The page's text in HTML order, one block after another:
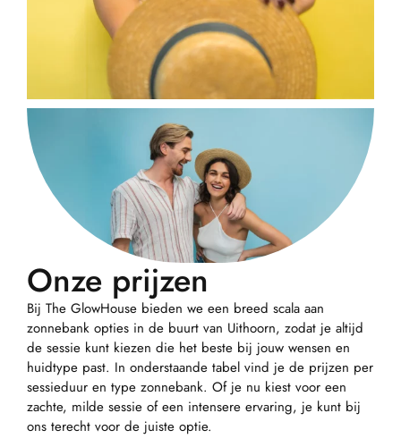
Onze prijzen
Bij The GlowHouse bieden we een breed scala aan
zonnebank opties in de buurt van Uithoorn, zodat je altijd
de sessie kunt kiezen die het beste bij jouw wensen en
huidtype past. In onderstaande tabel vind je de prijzen per
sessieduur en type zonnebank. Of je nu kiest voor een
zachte, milde sessie of een intensere ervaring, je kunt bij
ons terecht voor de juiste optie.